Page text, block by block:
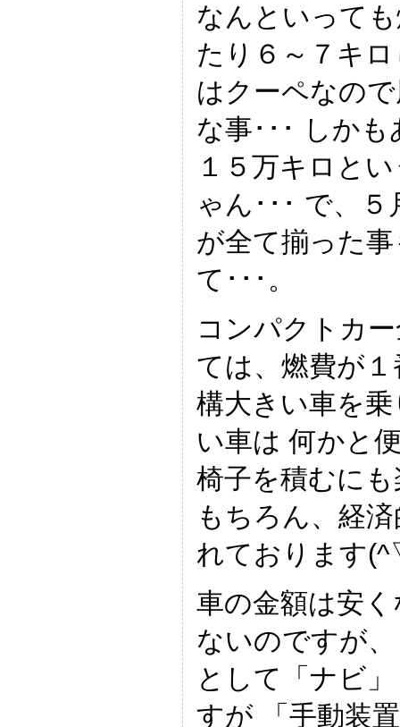
なんといって
たり６～７キ
はクーペなの
な事･･･ しか
１５万キロと
ゃん･･･ で、
が全て揃った
て･･･。
コンパクトカ
ては、燃費が
構大きい車を
い車は 何かと
椅子を積むに
もちろん、経
れております
車の金額は安
ないのですが
として「ナビ
すが 「手動装